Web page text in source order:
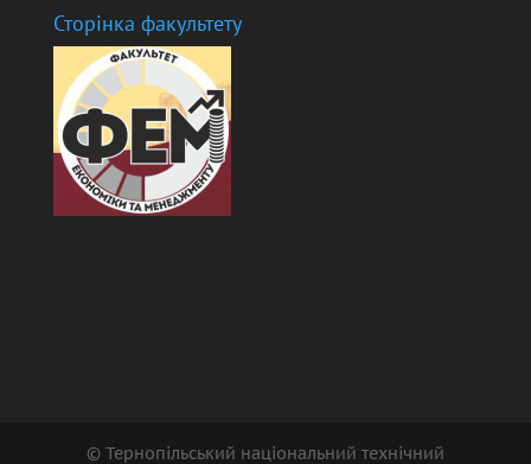
Сторінка факультету
© Тернопільський національний технічний